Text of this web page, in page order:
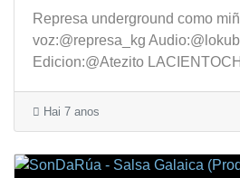
Represa underground como
voz:@represa_kg
Edicion:@Atezito
Hai 7 anos